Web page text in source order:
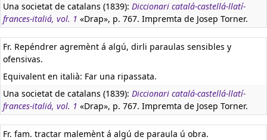
Una societat de catalans (1839): Diccionari catalá-castellá-llatí-
frances-italiá, vol. 1 «Drap», p. 767. Impremta de Josep Torner.
Fr. Repéndrer agremènt á algú, dirli paraulas sensibles y
ofensivas.
Equivalent en italià: Far una ripassata.
Una societat de catalans (1839): Diccionari catalá-castellá-llatí-
frances-italiá, vol. 1 «Drap», p. 767. Impremta de Josep Torner.
Fr. fam. tractar malemènt á algú de paraula ú obra.